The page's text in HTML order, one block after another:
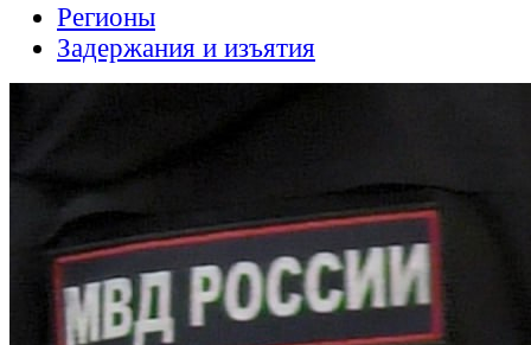
Регионы
Задержания и изъятия